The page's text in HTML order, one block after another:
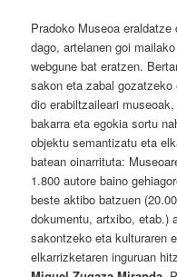
Pradoko Museoa
dago, artelanen goi
webgune bat eratzen.
sakon eta zabal
dio erabiltzaileari
bakarra eta egokia sortu
objektu semantizatu eta
batean oinarrituta:
1.800 autore baino
beste aktibo batzuen
dokumentu, artxibo, etab.)
sakontzeko eta kulturaren
elkarrizketaren inguruan